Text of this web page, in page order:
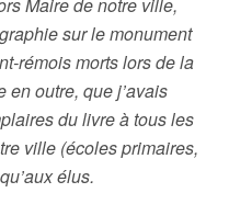
Maire de notre ville,
sur le monument
rémois morts lors de la
en outre, que j’avais
du livre à tous les
ville (écoles primaires,
élus.